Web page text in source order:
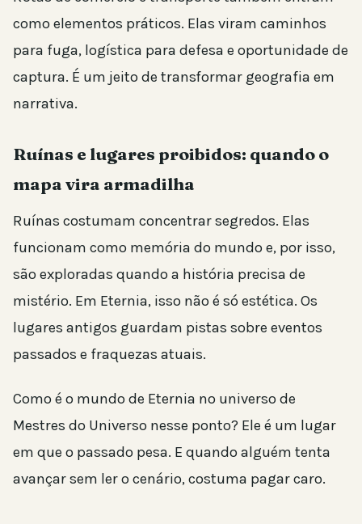
como elementos práticos. Elas viram caminhos
para fuga, logística para defesa e oportunidade de
captura. É um jeito de transformar geografia em
narrativa.
Ruínas e lugares proibidos: quando o
mapa vira armadilha
Ruínas costumam concentrar segredos. Elas
funcionam como memória do mundo e, por isso,
são exploradas quando a história precisa de
mistério. Em Eternia, isso não é só estética. Os
lugares antigos guardam pistas sobre eventos
passados e fraquezas atuais.
Como é o mundo de Eternia no universo de
Mestres do Universo nesse ponto? Ele é um lugar
em que o passado pesa. E quando alguém tenta
avançar sem ler o cenário, costuma pagar caro.